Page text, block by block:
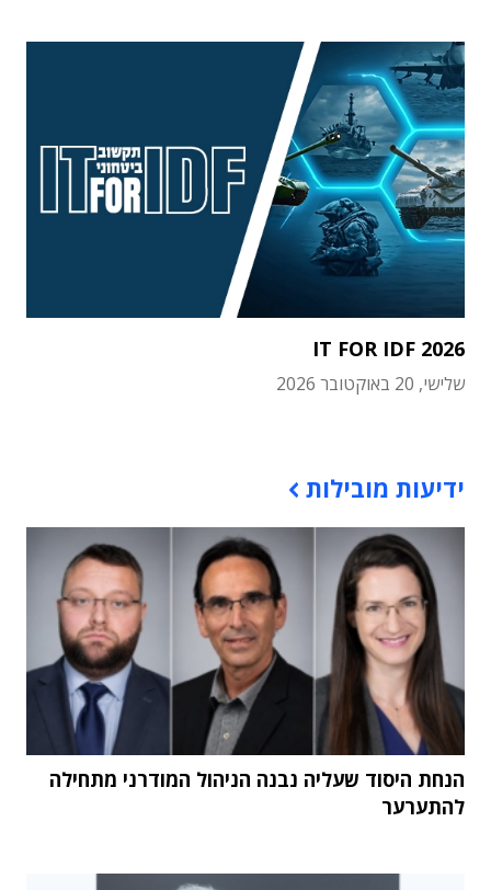
IT FOR IDF 2026
שלישי, 20 באוקטובר 2026
ידיעות מובילות
הנחת היסוד שעליה נבנה הניהול המודרני מתחילה
להתערער